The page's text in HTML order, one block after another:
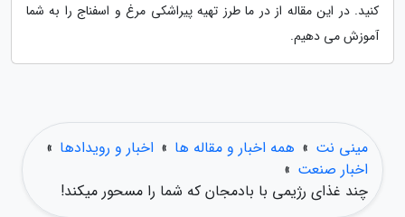
کنید. در این مقاله از در ما طرز تهیه پیراشکی مرغ و اسفناج را به شما
آموزش می دهیم.
مینی نت » همه اخبار و مقاله ها » اخبار و رویدادها »
اخبار صنعت »
چند غذای رژیمی با بادمجان که شما را مسحور میکند!